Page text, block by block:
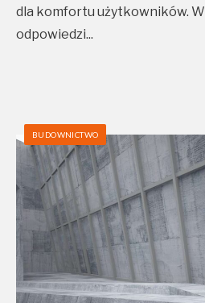
dla komfortu użytkowników. W
odpowiedzi...
BUDOWNICTWO